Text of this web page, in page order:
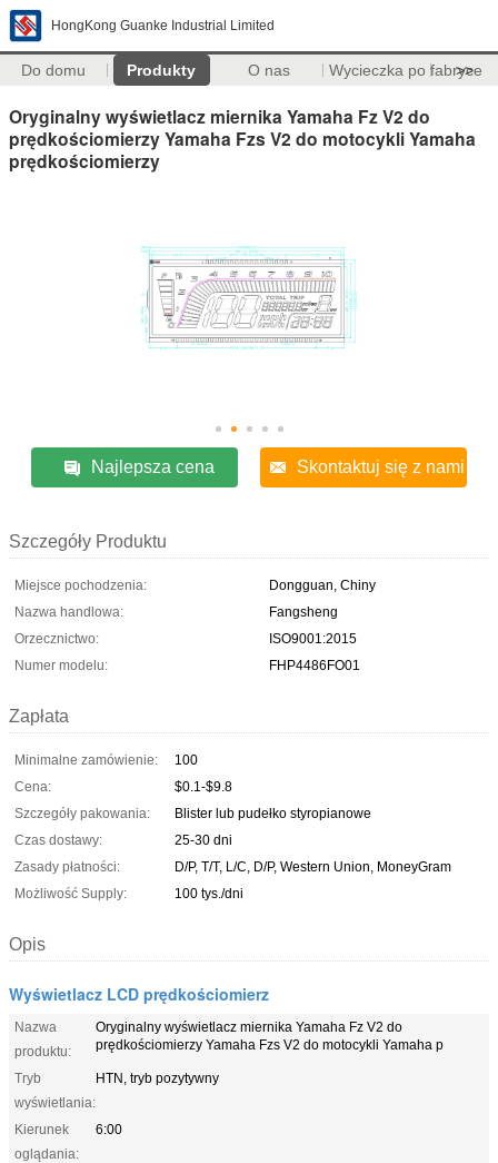
HongKong Guanke Industrial Limited
Do domu Produkty O nas Wycieczka po fabryce
>>
Oryginalny wyświetlacz miernika Yamaha Fz V2 do
prędkościomierzy Yamaha Fzs V2 do motocykli Yamaha
prędkościomierzy
Najlepsza cena Skontaktuj się z nami
Szczegóły Produktu
Miejsce pochodzenia:
Dongguan, Chiny
Nazwa handlowa:
Fangsheng
Orzecznictwo:
ISO9001:2015
Numer modelu:
FHP4486FO01
Zapłata
Minimalne zamówienie:
100
Cena:
$0.1-$9.8
Szczegóły pakowania:
Blister lub pudełko styropianowe
Czas dostawy:
25-30 dni
Zasady płatności:
D/P, T/T, L/C, D/P, Western Union, MoneyGram
Możliwość Supply:
100 tys./dni
Opis
Wyświetlacz LCD prędkościomierz
Nazwa
produktu:
Oryginalny wyświetlacz miernika Yamaha Fz V2 do
prędkościomierzy Yamaha Fzs V2 do motocykli Yamaha p
Tryb
wyświetlania:
HTN, tryb pozytywny
Kierunek
oglądania:
6:00